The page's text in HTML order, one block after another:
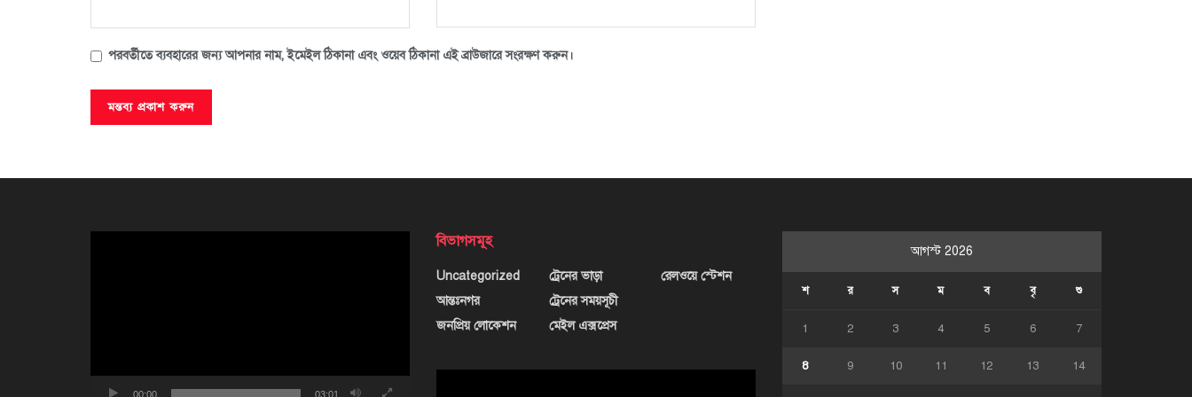
পরবর্তীতে ব্যবহারের জন্য আপনার নাম, ইমেইল ঠিকানা এবং ওয়েব ঠিকানা এই ব্রাউজারে সংরক্ষণ করুন।
00:00 03:01
বিভাগসমূহ
Uncategorized
আন্তঃনগর
জনপ্রিয় লোকেশন
ট্রেনের ভাড়া
ট্রেনের সময়সূচী
মেইল এক্সপ্রেস
রেলওয়ে স্টেশন
আগস্ট 2026
শ র স ম ব বৃ শু
1 2 3 4 5 6 7
8 9 10 11 12 13 14